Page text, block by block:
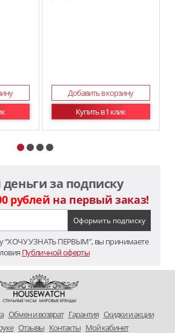
Добавить в корзину
Купить в 1 клик
за подписку
рублей на первый заказ!
“ХОЧУ УЗНАТЬ ПЕРВЫМ”, вы принимаете
Публичной оферты
Обмен и возврат Гарантия Скидки и акции
Отзывы Контакты Мой кабинет